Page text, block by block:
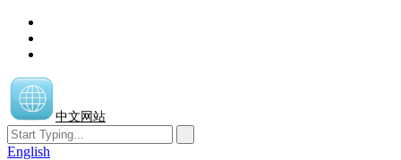
中文网站
English